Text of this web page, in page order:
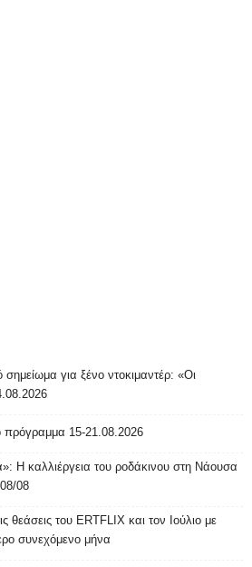
για ξένο ντοκιμαντέρ: «Οι
15-21.08.2026
Η καλλιέργεια του ροδάκινου στη Νάουσα
08
θεάσεις του ERTFLIX και τον Ιούλιο με
συνεχόμενο μήνα